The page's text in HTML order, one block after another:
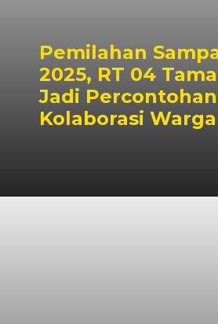
Pemilahan
2025, RT 04
Jadi
Kolaborasi Warga